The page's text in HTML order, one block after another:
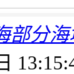
部分